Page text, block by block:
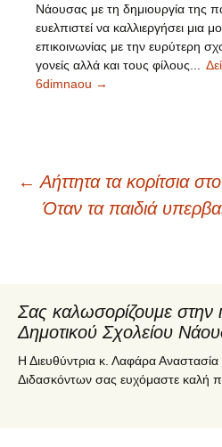
Νάουσας με τη δημιουργία της
ευελπιστεί να καλλιεργήσει μια
επικοινωνίας με την ευρύτερη
γονείς αλλά και τους φίλους...
6dimnaou →
Πλοήγηση
← Αήττητα τα κορίτσια
Όταν τα παιδιά
Σας καλωσορίζουμε στην
Δημοτικού Σχολείου
Η Διευθύντρια κ. Λαφάρα
Διδασκόντων σας ευχόμαστε καλή